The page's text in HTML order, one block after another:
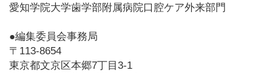
愛知学院大学歯学部附属病院口腔ケア外来部門
●編集委員会事務局
〒113-8654
東京都文京区本郷7丁目3-1